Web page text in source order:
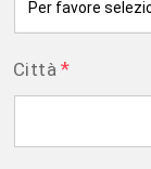
Città *